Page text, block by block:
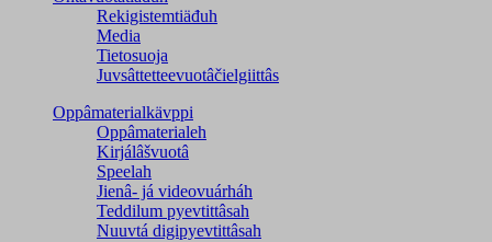
Rekigistemtiäđuh
Media
Tietosuoja
Juvsâttetteevuotâčielgiittâs
Oppâmaterialkävppi
Oppâmaterialeh
Kirjálâšvuotâ
Speelah
Jienâ- já videovuárháh
Teddilum pyevtittâsah
Nuuvtá digipyevtittâsah